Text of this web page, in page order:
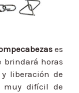
es
brindará horas
y liberación de
muy difícil de